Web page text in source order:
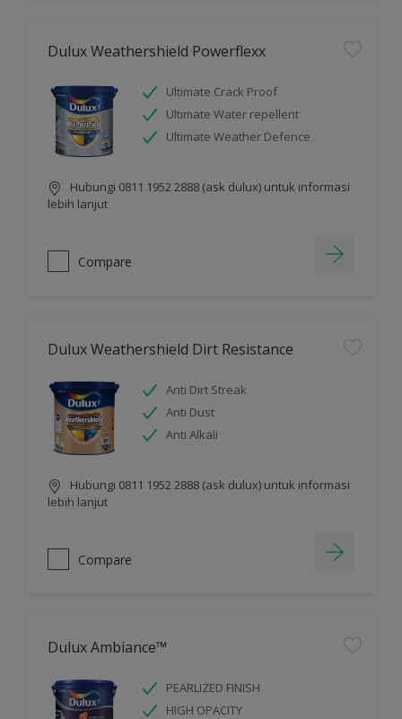
Dulux Weathershield Powerflexx
Ultimate Crack Proof
Ultimate Water repellent
Ultimate Weather Defence
Hubungi 0811 1952 2888 (ask dulux) untuk informasi
lebih lanjut
Compare
Dulux Weathershield Dirt Resistance
Anti Dirt Streak
Anti Dust
Anti Alkali
Hubungi 0811 1952 2888 (ask dulux) untuk informasi
lebih lanjut
Compare
Dulux Ambiance™
PEARLIZED FINISH
HIGH OPACITY